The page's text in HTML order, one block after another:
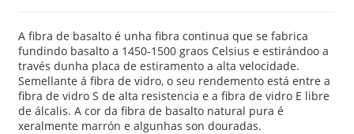
A fibra de basalto é unha fibra continua que se fabrica
fundindo basalto a 1450-1500 graos Celsius e estirándoo a
través dunha placa de estiramento a alta velocidade.
Semellante á fibra de vidro, o seu rendemento está entre a
fibra de vidro S de alta resistencia e a fibra de vidro E libre
de álcalis. A cor da fibra de basalto natural pura é
xeralmente marrón e algunhas son douradas.